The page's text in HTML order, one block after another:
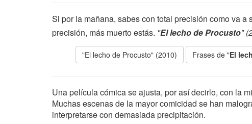
Si por la mañana, sabes con total precisión como va a
precisión, más muerto estás. "El lecho de Procusto"
"El lecho de Procusto" (2010) Frases de "El
Una película cómica se ajusta, por así decirlo, con la
Muchas escenas de la mayor comicidad se han
interpretarse con demasiada precipitación.